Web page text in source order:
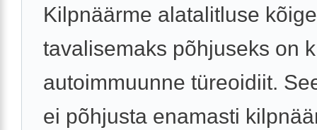
Kilpnäärme alatalitluse kõige
tavalisemaks põhjuseks on
autoimmuunne türeoidiit.
ei põhjusta enamasti